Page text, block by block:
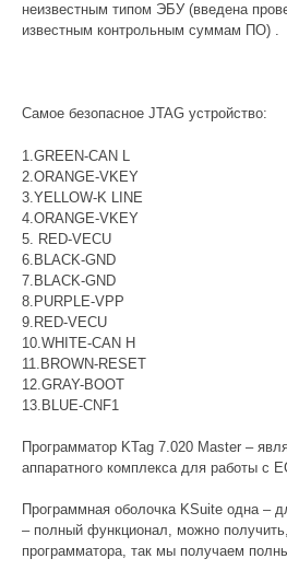
неизвестным типом ЭБУ (введена
известным контрольным суммам ПО) .
Самое безопасное JTAG устройство:
1.GREEN-CAN L
2.ORANGE-VKEY
3.YELLOW-K LINE
4.ORANGE-VKEY
5. RED-VECU
6.BLACK-GND
7.BLACK-GND
8.PURPLE-VPP
9.RED-VECU
10.WHITE-CAN H
11.BROWN-RESET
12.GRAY-BOOT
13.BLUE-CNF1
Программатор KTag 7.020 Master –
аппаратного комплекса для работы с
Программная оболочка KSuite одна –
– полный функционал, можно
программатора, так мы получаем